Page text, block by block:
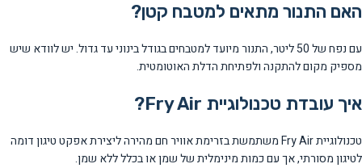
האם התנור מתאים למטבח קטן?
עם נפח של 50 ליטר, התנור מיועד למטבחים בגודל בינוני עד גדול. יש לוודא שיש
מספיק מקום להתקנה ולפתיחת הדלת האוטומטית.
איך עובדת טכנולוגיית Fry Air?
טכנולוגיית Fry Air משתמשת בזרימת אוויר חם מהירה ליצירת אפקט טיגון דומה
לטיגון מסורתי, אך עם כמות מינימלית של שמן או בכלל ללא שמן.